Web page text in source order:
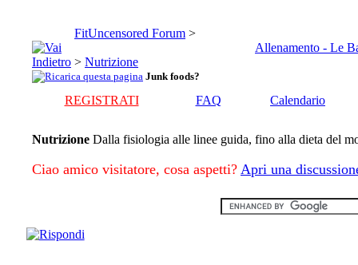
FitUncensored Forum >
Allenamento - Le
> Nutrizione
Junk foods?
REGISTRATI FAQ Calendario
Nutrizione Dalla fisiologia alle linee guida, fino alla dieta del
Ciao amico visitatore, cosa aspetti? Apri una